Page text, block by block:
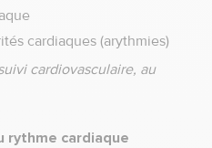
cardiaques (arythmies)
cardiovasculaire, au
rythme cardiaque